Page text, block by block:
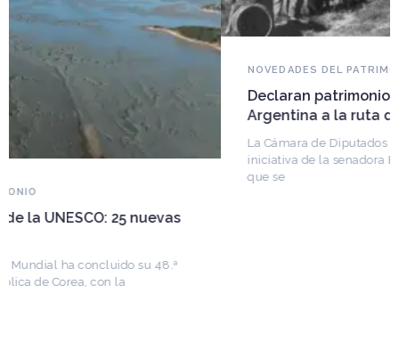
NOVEDADES DEL PATRIMONIO
Declaran patrimonio cultural inmaterial de
Argentina a la ruta del Vitimigrante
La Cámara de Diputados dio sanción definitiva a una
iniciativa de la senadora Beatriz Galiñares (UCR), por la